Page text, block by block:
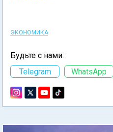
ЭКОНОМИКА
Будьте с нами:
Telegram
WhatsApp